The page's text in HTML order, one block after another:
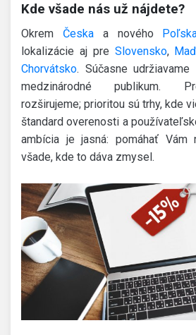
Kde všade nás už nájdete?
Okrem Českaa nového
lokalizácie aj pre Slovensko,
Chorvátsko. Súčasne udržiavame
medzinárodné publikum.
rozširujeme; prioritou sú trhy, kde
štandard overenosti a
ambícia je jasná: pomáhať Vám
všade, kde to dáva zmysel.